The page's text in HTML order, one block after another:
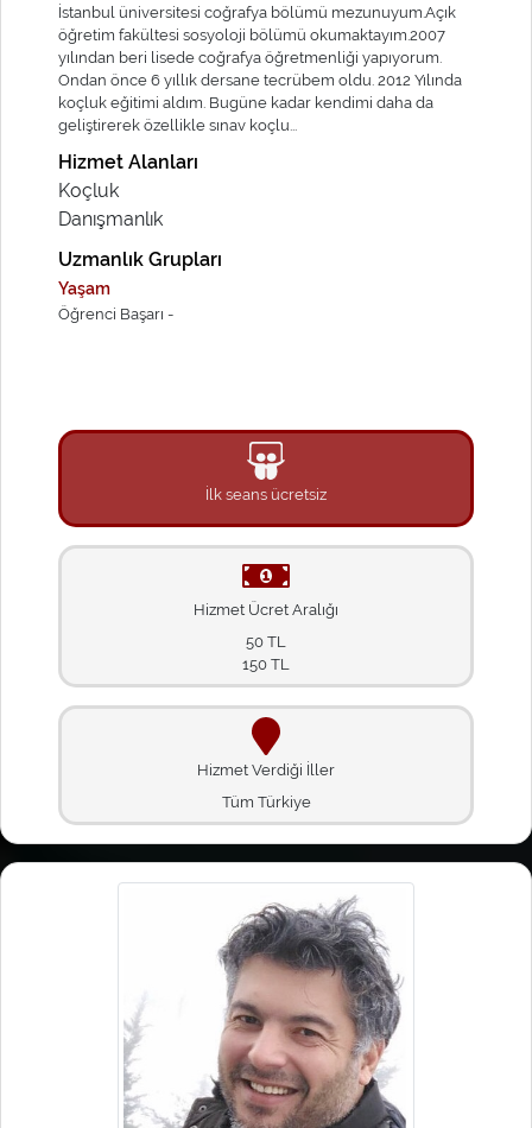
İstanbul üniversitesi coğrafya bölümü mezunuyum.Açık
öğretim fakültesi sosyoloji bölümü okumaktayım.2007
yılından beri lisede coğrafya öğretmenliği yapıyorum.
Ondan önce 6 yıllık dersane tecrübem oldu. 2012 Yılında
koçluk eğitimi aldım. Bugüne kadar kendimi daha da
geliştirerek özellikle sınav koçlu...
Hizmet Alanları
Koçluk
Danışmanlık
Uzmanlık Grupları
Yaşam
Öğrenci Başarı -
İlk seans ücretsiz
Hizmet Ücret Aralığı
50 TL
150 TL
Hizmet Verdiği İller
Tüm Türkiye